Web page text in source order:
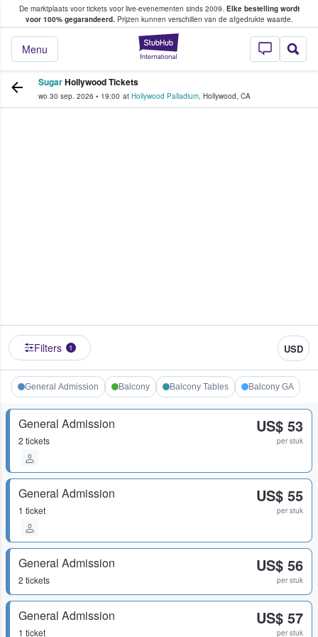
De marktplaats voor tickets voor live-evenementen sinds 2009. Elke bestelling wordt
voor 100% gegarandeerd.Prijzen kunnen verschillen van de afgedrukte waarde.
StubHub: waar
Menu
tickets kopen en verkopen
SugarHollywood Tickets
wo 30 sep. 2026 • 19:00 at Hollywood Palladium, Hollywood, CA
Filters 1 USD
General Admission Balcony Balcony Tables Balcony GA
General Admission
2 tickets
US$ 53
per stuk
General Admission
1 ticket
US$ 55
per stuk
General Admission
2 tickets
US$ 56
per stuk
General Admission
1 ticket
US$ 57
per stuk